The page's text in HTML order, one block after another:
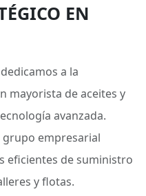
EN
a la
mayorista de aceites y
avanzada.
empresarial
eficientes de suministro
y flotas.